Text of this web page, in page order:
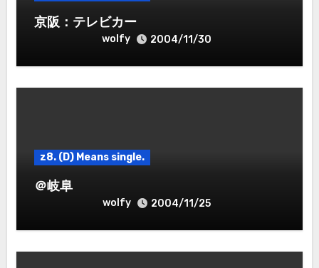
京阪：テレビカー
wolfy 2004/11/30
z8. (D) Means single.
＠岐阜
wolfy 2004/11/25